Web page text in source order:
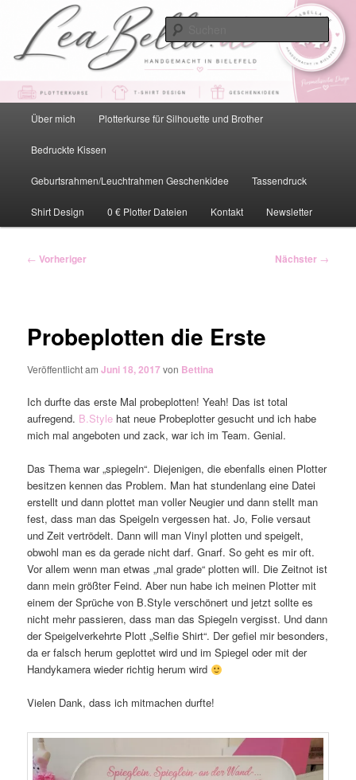
primären
springenLeaBella.de – Handgemacht in
Bielefeld
HauptmenüÜber mich Plotterkurse für Silhouette und Brother
Bedruckte Kissen
Geburtsrahmen/Leuchtrahmen Geschenkidee Tassendruck
Shirt Design 0 € Plotter Dateien Kontakt Newsletter
Beitragsnavigation
← Vorheriger Nächster →
Probeplotten die Erste
Veröffentlicht amJuni 18, 2017von Bettina
Ich durfte das erste Mal probeplotten! Yeah! Das ist total
aufregend. B.Style hat neue Probeplotter gesucht und ich habe
mich mal angeboten und zack, war ich im Team. Genial.
Das Thema war „spiegeln“. Diejenigen, die ebenfalls einen Plotter
besitzen kennen das Problem. Man hat stundenlang eine Datei
erstellt und dann plottet man voller Neugier und dann stellt man
fest, dass man das Speigeln vergessen hat. Jo, Folie versaut
und Zeit vertrödelt. Dann will man Vinyl plotten und speigelt,
obwohl man es da gerade nicht darf. Gnarf. So geht es mir oft.
Vor allem wenn man etwas „mal grade“ plotten will. Die Zeitnot ist
dann mein größter Feind. Aber nun habe ich meinen Plotter mit
einem der Sprüche von B.Style verschönert und jetzt sollte es
nicht mehr passieren, dass man das Spiegeln vergisst. Und dann
der Speigelverkehrte Plott „Selfie Shirt“. Der gefiel mir besonders,
da er falsch herum geplottet wird und im Spiegel oder mit der
Handykamera wieder richtig herum wird
Vielen Dank, dass ich mitmachen durfte!